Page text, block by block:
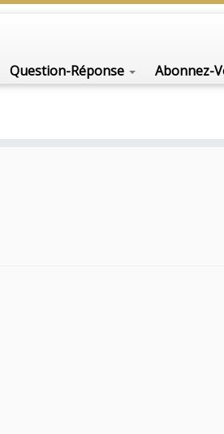
Question-Réponse Abonnez-